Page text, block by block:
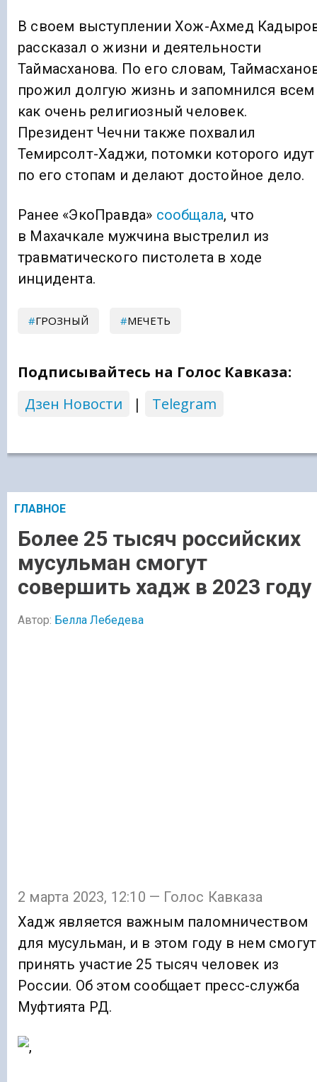
В своем выступлении Хож-Ахмед
рассказал о жизни и деятельности
Таймасханова. По его словам,
прожил долгую жизнь и запомнился всем
как очень религиозный человек.
Президент Чечни также похвалил
Темирсолт-Хаджи, потомки которого идут
по его стопам и делают достойное дело.
Ранее «ЭкоПравда» сообщала, что
в Махачкале мужчина выстрелил из
травматического пистолета в ходе
инцидента.
ГРОЗНЫЙ МЕЧЕТЬ
Подписывайтесь на Голос Кавказа:
Дзен Новости
| Telegram
ГЛАВНОЕ
Более 25 тысяч российских
мусульман смогут
совершить хадж в 2023 году
Автор: Белла Лебедева
2 марта 2023, 12:10 — Голос Кавказа
Хадж является важным паломничеством
для мусульман, и в этом году в нем смогут
принять участие 25 тысяч человек из
России. Об этом сообщает пресс-служба
Муфтията РД.